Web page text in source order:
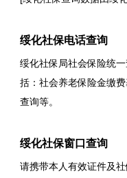
绥化社保电话查询
绥化社保局社会保险统
括：社会养老保险金缴
查询等。
绥化社保窗口查询
请携带本人有效证件及